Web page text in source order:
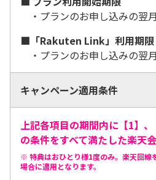
・プランのお申し込みの翌
■「Rakuten Link」利用期限
・プランのお申し込みの翌
キャンペーン適用条件
上記各項目の期間内に【1】、
の条件をすべて満たした楽天
※ 特典はおひとり様1度のみ。楽天回線
場合に適用となります。